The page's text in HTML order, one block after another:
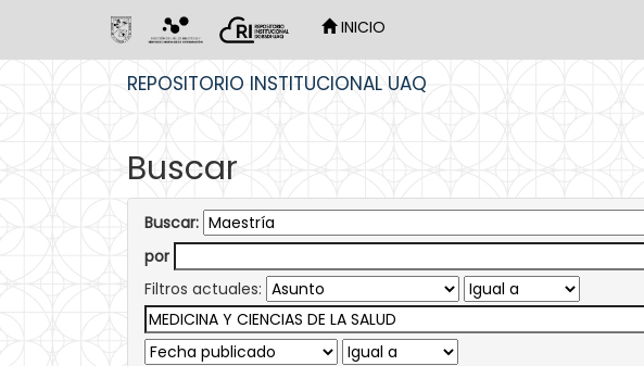
INICIO
REPOSITORIO INSTITUCIONAL UAQ
Buscar
Buscar:
por
Filtros actuales: